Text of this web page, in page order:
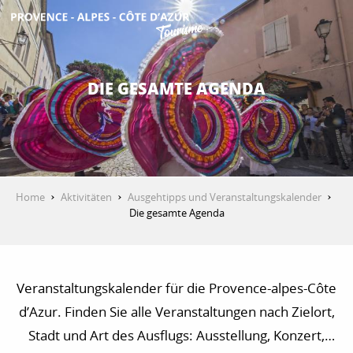
Aller
contenu
principal
ENTDECKEN
AKTIVITÄTEN
AUFENTHALT
DIE GESAMTE AGENDA
Home Aktivitäten
Ausgehtipps und Veranstaltungskalender
Die gesamte Agenda
Veranstaltungskalender für die Provence-alpes-Côte
d’Azur. Finden Sie alle Veranstaltungen nach Zielort,
Stadt und Art des Ausflugs: Ausstellung, Konzert,